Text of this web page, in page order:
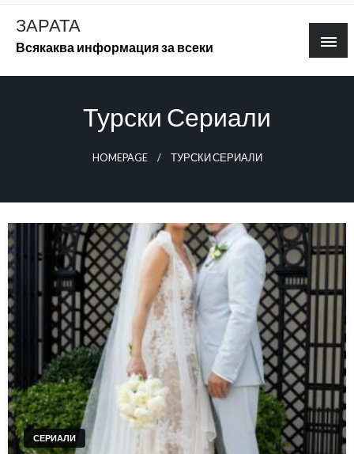
Skip
content
ЗАРАТА
Всякаква информация за всеки
Турски Сериали
HOMEPAGE ТУРСКИ СЕРИАЛИ
СЕРИАЛИ